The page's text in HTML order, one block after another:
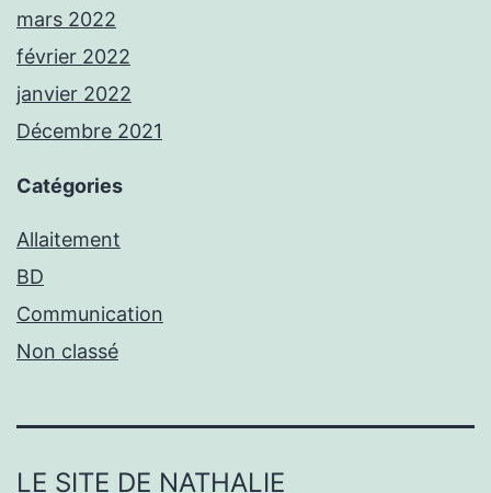
mars 2022
février 2022
janvier 2022
Décembre 2021
Catégories
Allaitement
BD
Communication
Non classé
LE SITE DE NATHALIE